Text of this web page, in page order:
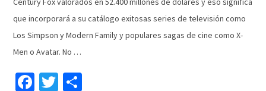
que incorporará a su catálogo exitosas series de televisión como
Los Simpson y Modern Family y populares sagas de cine como X-
Men o Avatar. No …
Facebook
TwitterCompartir